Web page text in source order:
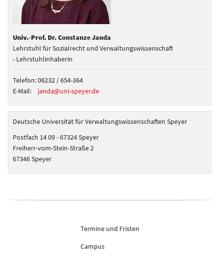
Univ.-Prof. Dr. Constanze Janda
Lehrstuhl für Sozialrecht und Verwaltungswissenschaft
- Lehrstuhlinhaberin
Telefon:06232 / 654-364
E-Mail:
janda@uni-speyer.de
Deutsche Universität für Verwaltungswissenschaften Speyer
Postfach 14 09 - 67324 Speyer
Freiherr-vom-Stein-Straße 2
67346 Speyer
Termine und Fristen
Campus